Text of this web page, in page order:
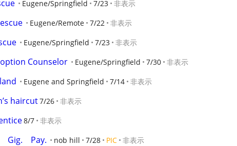
Eugene/Springfield 7/23 非表示
Eugene/Remote 7/22 非表示
Eugene/Springfield 7/23 非表示
Counselor Eugene/Springfield 7/30 非表示
Eugene and Springfield 7/14 非表示
haircut7/26 非表示
8/7 非表示
Gig.    Pay. nob hill 7/28 PIC 非表示